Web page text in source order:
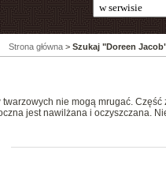
Strona główna > Szukaj "Doreen
nie mogą mrugać.
jest nawilżana i oczyszczana.